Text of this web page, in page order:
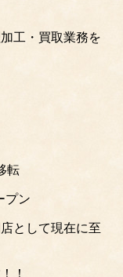
工・買取業務を
転
プン
として現在に至
！